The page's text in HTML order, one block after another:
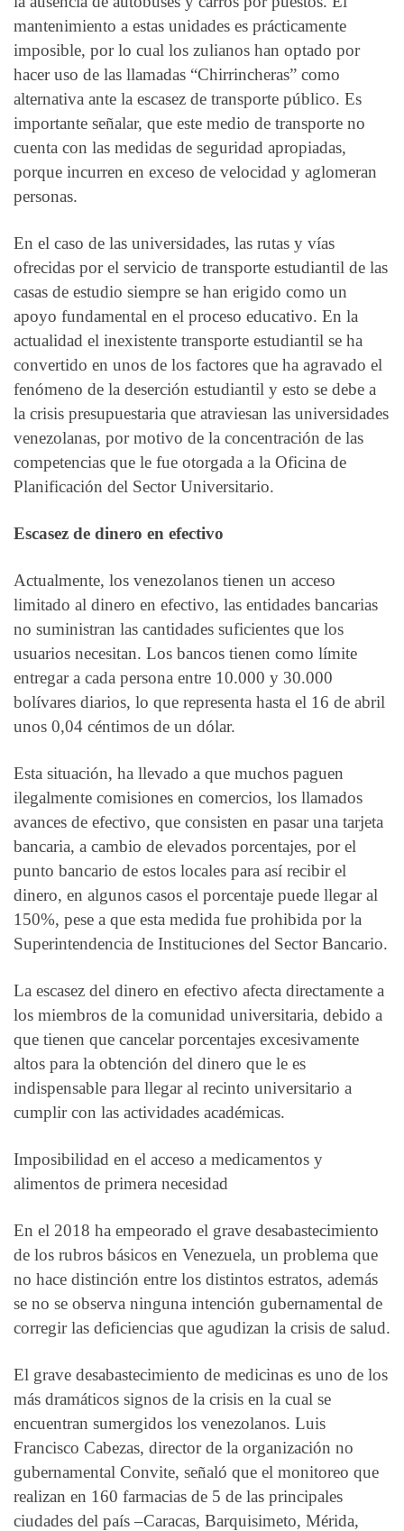
mantenimiento a estas unidades es prácticamente
imposible, por lo cual los zulianos han optado por
hacer uso de las llamadas “Chirrincheras” como
alternativa ante la escasez de transporte público. Es
importante señalar, que este medio de transporte no
cuenta con las medidas de seguridad apropiadas,
porque incurren en exceso de velocidad y aglomeran
personas.
En el caso de las universidades, las rutas y vías
ofrecidas por el servicio de transporte estudiantil de las
casas de estudio siempre se han erigido como un
apoyo fundamental en el proceso educativo. En la
actualidad el inexistente transporte estudiantil se ha
convertido en unos de los factores que ha agravado el
fenómeno de la deserción estudiantil y esto se debe a
la crisis presupuestaria que atraviesan las universidades
venezolanas, por motivo de la concentración de las
competencias que le fue otorgada a la Oficina de
Planificación del Sector Universitario.
Escasez de dinero en efectivo
Actualmente, los venezolanos tienen un acceso
limitado al dinero en efectivo, las entidades bancarias
no suministran las cantidades suficientes que los
usuarios necesitan. Los bancos tienen como límite
entregar a cada persona entre 10.000 y 30.000
bolívares diarios, lo que representa hasta el 16 de abril
unos 0,04 céntimos de un dólar.
Esta situación, ha llevado a que muchos paguen
ilegalmente comisiones en comercios, los llamados
avances de efectivo, que consisten en pasar una tarjeta
bancaria, a cambio de elevados porcentajes, por el
punto bancario de estos locales para así recibir el
dinero, en algunos casos el porcentaje puede llegar al
150%, pese a que esta medida fue prohibida por la
Superintendencia de Instituciones del Sector Bancario.
La escasez del dinero en efectivo afecta directamente a
los miembros de la comunidad universitaria, debido a
que tienen que cancelar porcentajes excesivamente
altos para la obtención del dinero que le es
indispensable para llegar al recinto universitario a
cumplir con las actividades académicas.
Imposibilidad en el acceso a medicamentos y
alimentos de primera necesidad
En el 2018 ha empeorado el grave desabastecimiento
de los rubros básicos en Venezuela, un problema que
no hace distinción entre los distintos estratos, además
se no se observa ninguna intención gubernamental de
corregir las deficiencias que agudizan la crisis de salud.
El grave desabastecimiento de medicinas es uno de los
más dramáticos signos de la crisis en la cual se
encuentran sumergidos los venezolanos. Luis
Francisco Cabezas, director de la organización no
gubernamental Convite, señaló que el monitoreo que
realizan en 160 farmacias de 5 de las principales
ciudades del país –Caracas, Barquisimeto, Mérida,